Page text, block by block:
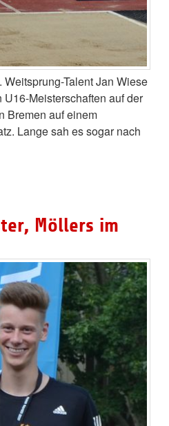
Weitsprung-Talent Jan Wiese
Meisterschaften auf der
Bremen auf einem
Lange sah es sogar nach
Möllers im